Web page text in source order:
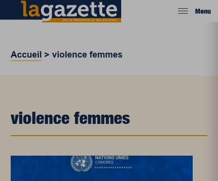
Menu
Accueil >violence femmes
violence femmes